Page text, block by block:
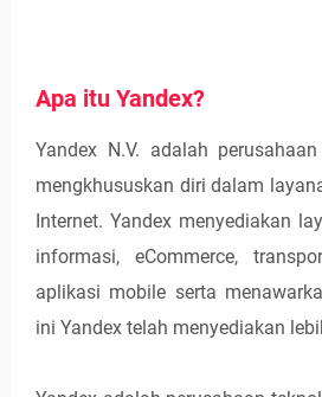
Apa itu Yandex?
Yandex N.V. adalah
mengkhususkan diri dalam
Internet. Yandex menyediakan
informasi, eCommerce,
aplikasi mobile serta
ini Yandex telah menyediakan